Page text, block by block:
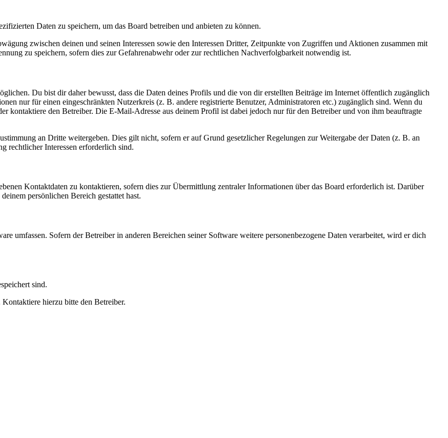
Daten zu speichern, um das Board betreiben und anbieten zu können.
zwischen deinen und seinen Interessen sowie den Interessen Dritter, Zeitpunkte von Zugriffen und Aktionen zusammen mit
zu speichern, sofern dies zur Gefahrenabwehr oder zur rechtlichen Nachverfolgbarkeit notwendig ist.
Du bist dir daher bewusst, dass die Daten deines Profils und die von dir erstellten Beiträge im Internet öffentlich zugänglich
nur für einen eingeschränkten Nutzerkreis (z. B. andere registrierte Benutzer, Administratoren etc.) zugänglich sind. Wenn du
kontaktiere den Betreiber. Die E-Mail-Adresse aus deinem Profil ist dabei jedoch nur für den Betreiber und von ihm beauftragte
an Dritte weitergeben. Dies gilt nicht, sofern er auf Grund gesetzlicher Regelungen zur Weitergabe der Daten (z. B. an
rechtlicher Interessen erforderlich sind.
Kontaktdaten zu kontaktieren, sofern dies zur Übermittlung zentraler Informationen über das Board erforderlich ist. Darüber
persönlichen Bereich gestattet hast.
umfassen. Sofern der Betreiber in anderen Bereichen seiner Software weitere personenbezogene Daten verarbeitet, wird er dich
sind.
hierzu bitte den Betreiber.